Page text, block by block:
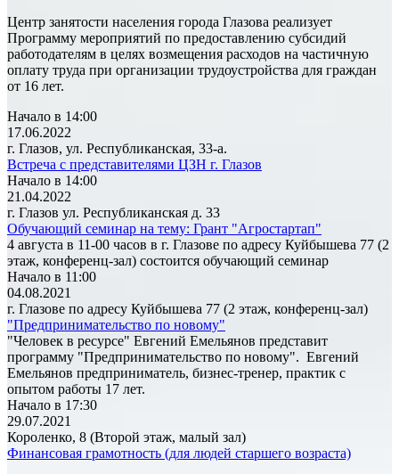
Центр занятости населения города Глазова реализует
Программу мероприятий по предоставлению субсидий
работодателям в целях возмещения расходов на частичную
оплату труда при организации трудоустройства для граждан
от 16 лет.
Начало в 14:00
17.06.2022
г. Глазов, ул. Республиканская, 33-а.
Встреча с представителями ЦЗН г. Глазов
Начало в 14:00
21.04.2022
г. Глазов ул. Республиканская д. 33
Обучающий семинар на тему: Грант "Агростартап"
4 августа в 11-00 часов в г. Глазове по адресу Куйбышева 77 (2
этаж, конференц-зал) состоится обучающий семинар
Начало в 11:00
04.08.2021
г. Глазове по адресу Куйбышева 77 (2 этаж, конференц-зал)
"Предпринимательство по новому"
"Человек в ресурсе" Евгений Емельянов представит
программу "Предпринимательство по новому". Евгений
Емельянов предприниматель, бизнес-тренер, практик с
опытом работы 17 лет.
Начало в 17:30
29.07.2021
Короленко, 8 (Второй этаж, малый зал)
Финансовая грамотность (для людей старшего возраста)